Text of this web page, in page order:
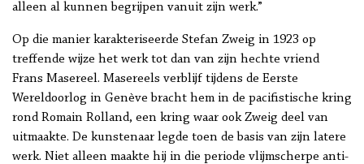
alleen al kunnen begrijpen vanuit zijn werk.”
Op die manier karakteriseerde Stefan Zweig in 1923 op
treffende wijze het werk tot dan van zijn hechte vriend
Frans Masereel. Masereels verblijf tijdens de Eerste
Wereldoorlog in Genève bracht hem in de pacifistische kring
rond Romain Rolland, een kring waar ook Zweig deel van
uitmaakte. De kunstenaar legde toen de basis van zijn latere
werk. Niet alleen maakte hij in die periode vlijmscherpe anti-